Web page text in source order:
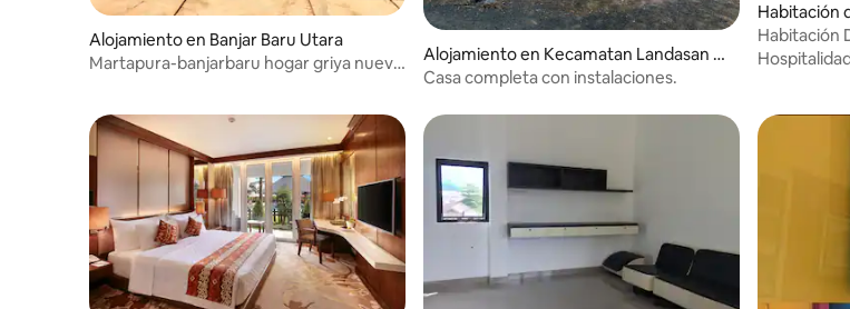
Alojamiento en Banjar Baru Utara
Martapura-banjarbaru hogar griya nuevo
Alojamiento en Kecamatan Landasan Ul
in
Casa completa con instalaciones.
Habitación
Habitación
Swiss-
Hospitalidad